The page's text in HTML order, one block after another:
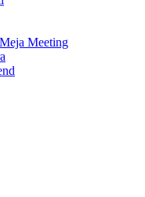
Meeting